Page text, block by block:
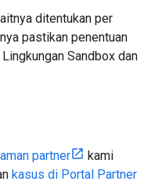
ditentukan per
pastikan penentuan
Sandbox dan
partner
kami
kasus di Portal Partner